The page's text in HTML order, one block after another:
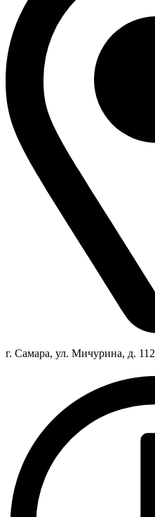
г. Самара, ул. Мичурина, д. 112